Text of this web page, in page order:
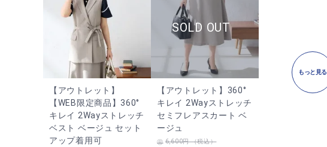
【アウトレット】
【WEB限定商品】360°
キレイ 2Wayストレッチ
ベスト ベージュ セット
アップ着用可
【アウトレット】360°
キレイ 2Wayストレッチ
セミフレアスカート ベ
ージュ
6,600円 （税込）
もっと見る